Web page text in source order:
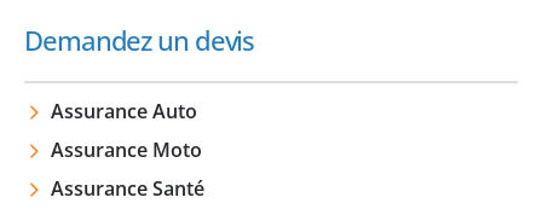
Demandez un devis
Assurance Auto
Assurance Moto
Assurance Santé